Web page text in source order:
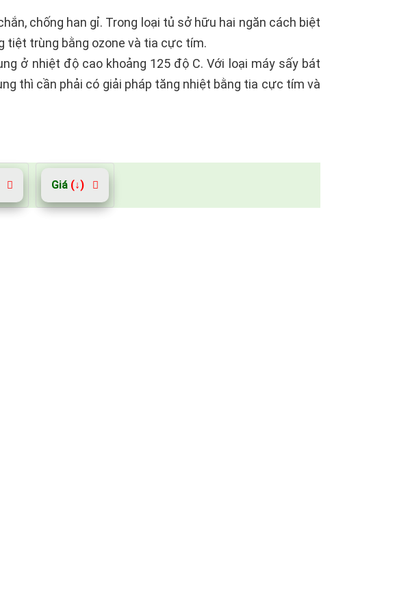
chống han gỉ. Trong loại tủ sở hữu hai ngăn cách biệt
tiệt trùng bằng ozone và tia cực tím.
ở nhiệt độ cao khoảng 125 độ C. Với loại máy sấy bát
thì cần phải có giải pháp tăng nhiệt bằng tia cực tím và
của căn phòng trong quá trình sử dụng.
Giá (↓)